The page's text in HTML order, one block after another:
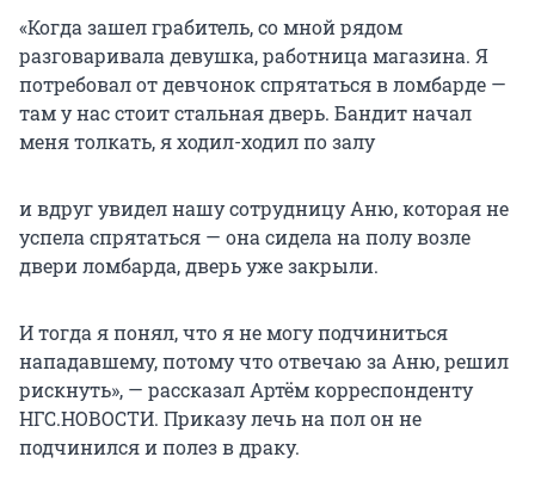
«Когда зашел грабитель, со мной рядом
разговаривала девушка, работница магазина. Я
потребовал от девчонок спрятаться в ломбарде —
там у нас стоит стальная дверь. Бандит начал
меня толкать, я ходил-ходил по залу
и вдруг увидел нашу сотрудницу Аню, которая не
успела спрятаться — она сидела на полу возле
двери ломбарда, дверь уже закрыли.
И тогда я понял, что я не могу подчиниться
нападавшему, потому что отвечаю за Аню, решил
рискнуть», — рассказал Артём корреспонденту
НГС.НОВОСТИ. Приказу лечь на пол он не
подчинился и полез в драку.